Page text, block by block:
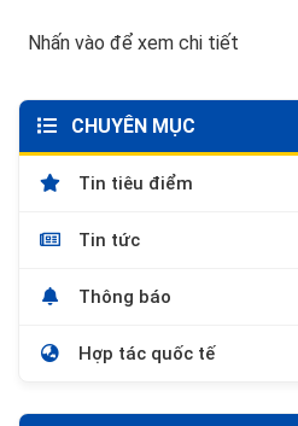
Nhấn vào để xem chi tiết
CHUYÊN MỤC
Tin tiêu điểm
Tin tức
Thông báo
Hợp tác quốc tế